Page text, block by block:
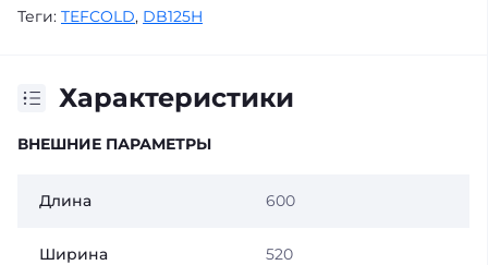
Теги: TEFCOLD, DB125H
Характеристики
ВНЕШНИЕ ПАРАМЕТРЫ
Длина 600
Ширина 520